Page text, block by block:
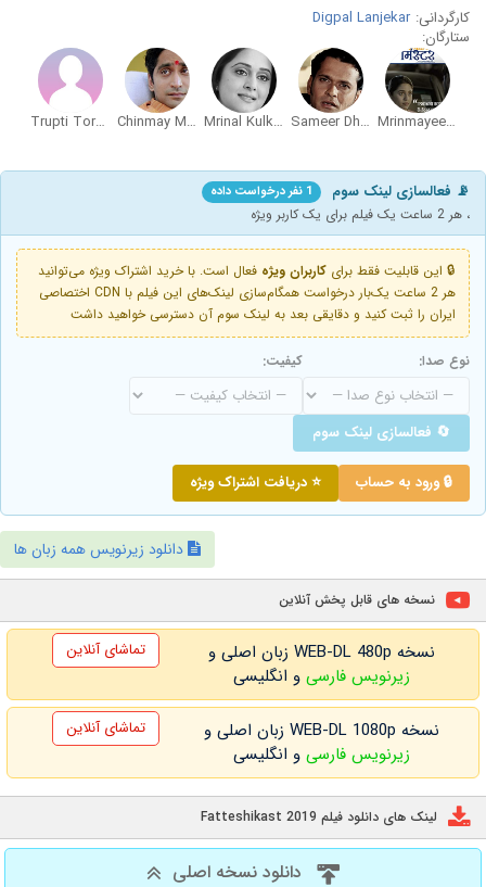
کارگردانی: Digpal Lanjekar
ستارگان:
Mrinmayee Deshpande
Sameer Dharmadhikari
Mrinal Kulkarni
Chinmay Mandlekar
Trupti Toradmal
📡 فعالسازی لینک سوم 1 نفر درخواست داده
، هر 2 ساعت یک فیلم برای یک کاربر ویژه
🔒 این قابلیت فقط برای کاربران ویژه فعال است. با خرید اشتراک ویژه می‌توانید
هر 2 ساعت یک‌بار درخواست همگام‌سازی لینک‌های این فیلم با CDN اختصاصی
ایران را ثبت کنید و دقایقی بعد به لینک سوم آن دسترسی خواهید داشت
نوع صدا: کیفیت:
🔄 فعالسازی لینک سوم
🔒 ورود به حساب ⭐ دریافت اشتراک ویژه
دانلود زیرنویس همه زبان ها
نسخه های قابل پخش آنلاین
نسخه WEB-DL 480p زبان اصلی و
زیرنویس فارسی و انگلیسی
تماشای آنلاین
نسخه WEB-DL 1080p زبان اصلی و
زیرنویس فارسی و انگلیسی
تماشای آنلاین
لینک های دانلود فیلم Fatteshikast 2019
دانلود نسخه اصلی